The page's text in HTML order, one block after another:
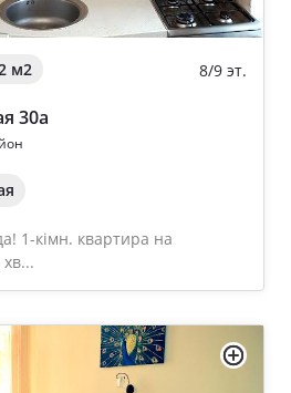
м2 8/9 эт.
30а
1-кімн. квартира на
хв...